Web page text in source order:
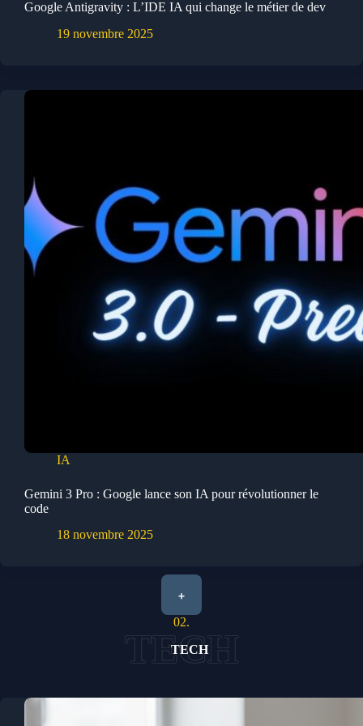
Google Antigravity : L’IDE IA qui change le métier de dev
19 novembre 2025
IA
Gemini 3 Pro : Google lance son IA pour révolutionner le
code
18 novembre 2025
+
02.
TECH